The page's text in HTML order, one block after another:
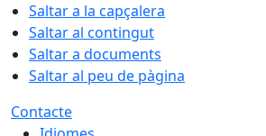
Saltar a la capçalera
Saltar al contingut
Saltar a documents
Saltar al peu de pàgina
Contacte